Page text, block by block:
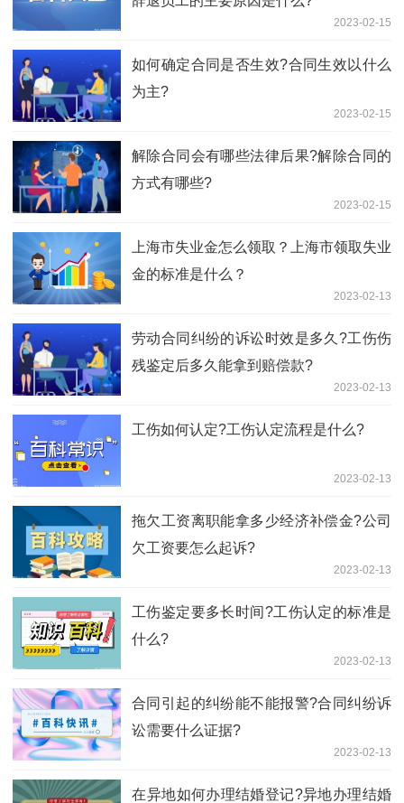
2023-02-15
如何确定合同是否生效?合同生效以什么
为主?
2023-02-15
解除合同会有哪些法律后果?解除合同的
方式有哪些?
2023-02-15
上海市失业金怎么领取？上海市领取失业
金的标准是什么？
2023-02-13
劳动合同纠纷的诉讼时效是多久?工伤伤
残鉴定后多久能拿到赔偿款?
2023-02-13
工伤如何认定?工伤认定流程是什么?
2023-02-13
拖欠工资离职能拿多少经济补偿金?公司
欠工资要怎么起诉?
2023-02-13
工伤鉴定要多长时间?工伤认定的标准是
什么?
2023-02-13
合同引起的纠纷能不能报警?合同纠纷诉
讼需要什么证据?
2023-02-13
在​异地如何办理结婚登记?异地办理结婚